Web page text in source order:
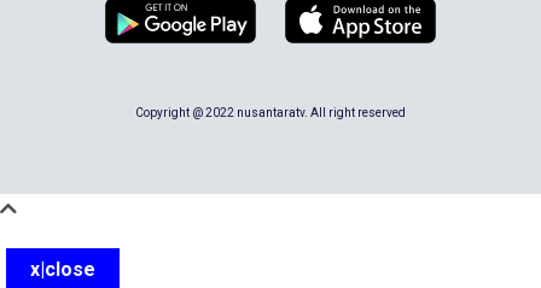
Copyright @ 2022 nusantaratv. All right reserved
x|close